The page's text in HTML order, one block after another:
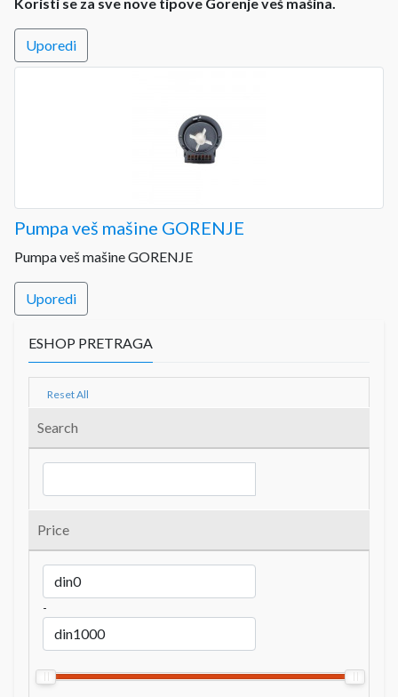
Uporedi
Pumpa veš mašine GORENJE
Pumpa veš mašine GORENJE
Uporedi
ESHOP PRETRAGA
Reset All
Search
Price
-